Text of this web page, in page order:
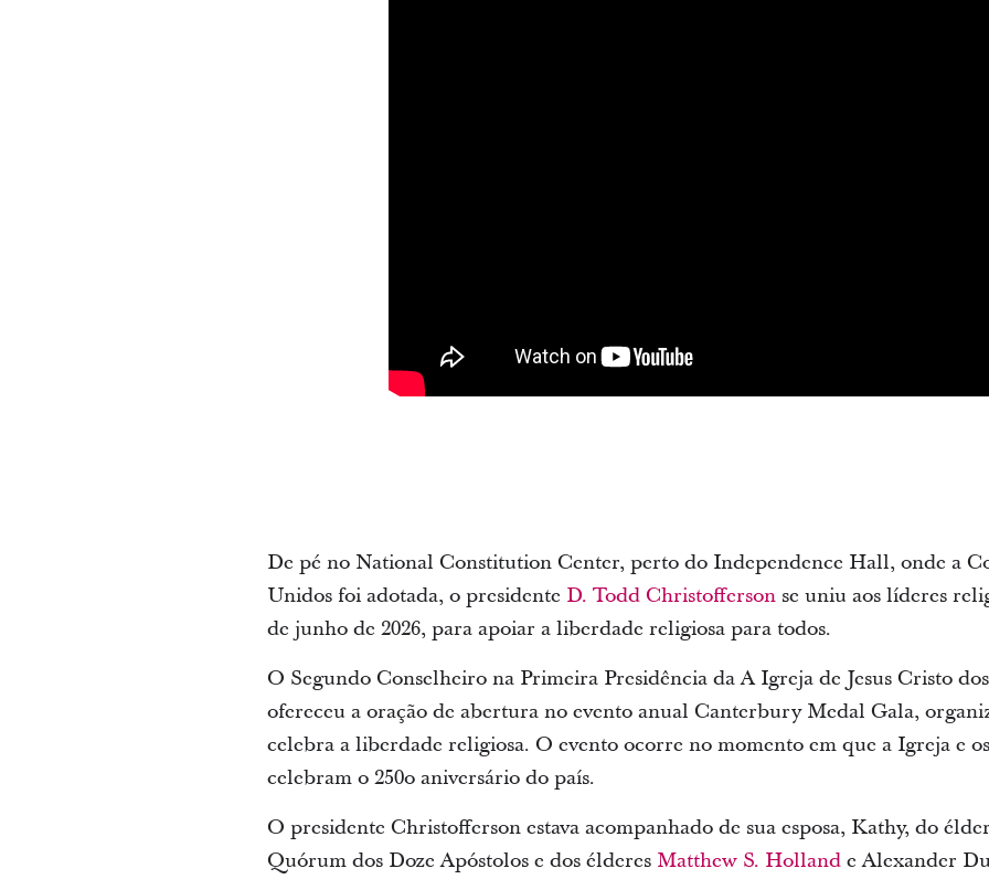
De pé no National Constitution Center, perto do Independence Hall, onde a
Unidos foi adotada, o presidente D. Todd Christoffersonse uniu aos líderes
de junho de 2026, para apoiar a liberdade religiosa para todos.
O Segundo Conselheiro na Primeira Presidência da A Igreja de Jesus Cristo
ofereceu a oração de abertura no evento anual Canterbury Medal Gala,
celebra a liberdade religiosa. O evento ocorre no momento em que a Igreja e
celebram o 250o aniversário do país.
O presidente Christofferson estava acompanhado de sua esposa, Kathy, do élder
Quórum dos Doze Apóstolos e dos élderes Matthew S. Hollande Alexander